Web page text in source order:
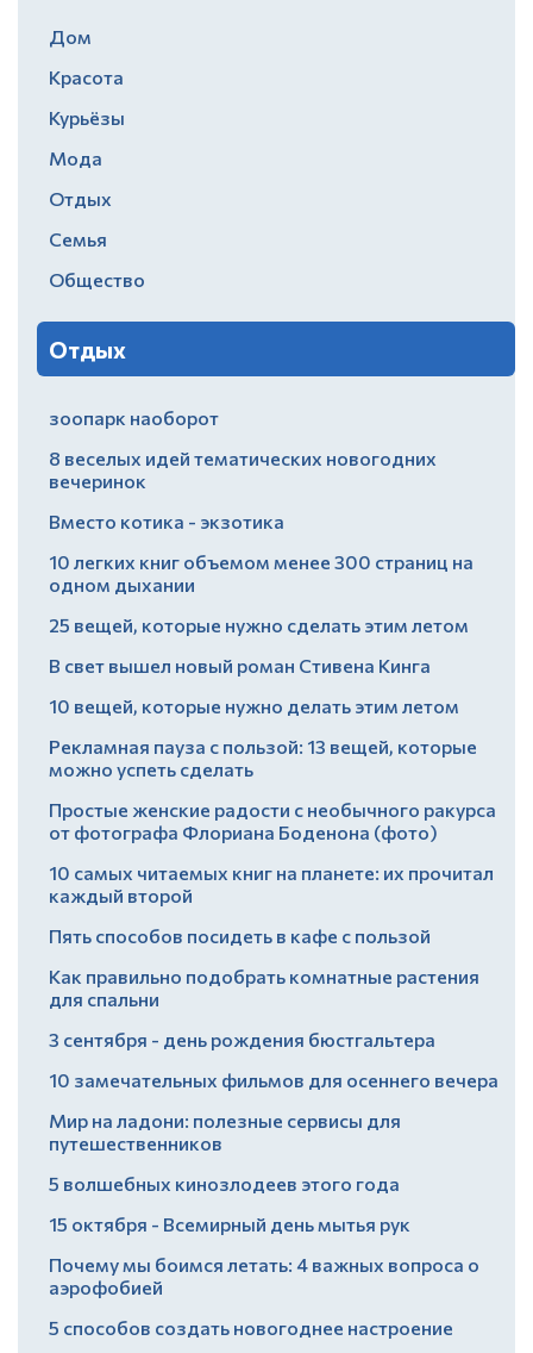
Дом
Красота
Курьёзы
Мода
Отдых
Семья
Общество
Отдых
зоопарк наоборот
8 веселых идей тематических новогодних
вечеринок
Вместо котика - экзотика
10 легких книг объемом менее 300 страниц на
одном дыхании
25 вещей, которые нужно сделать этим летом
В свет вышел новый роман Стивена Кинга
10 вещей, которые нужно делать этим летом
Рекламная пауза с пользой: 13 вещей, которые
можно успеть сделать
Простые женские радости с необычного ракурса
от фотографа Флориана Боденона (фото)
10 самых читаемых книг на планете: их прочитал
каждый второй
Пять способов посидеть в кафе с пользой
Как правильно подобрать комнатные растения
для спальни
3 сентября - день рождения бюстгальтера
10 замечательных фильмов для осеннего вечера
Мир на ладони: полезные сервисы для
путешественников
5 волшебных кинозлодеев этого года
15 октября - Всемирный день мытья рук
Почему мы боимся летать: 4 важных вопроса о
аэрофобией
5 способов создать новогоднее настроение